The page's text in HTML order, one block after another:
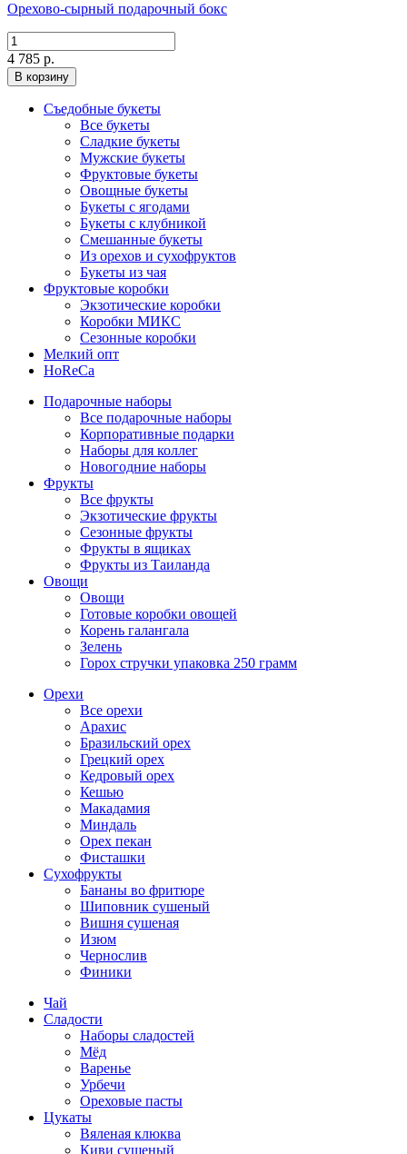
Орехово-сырный подарочный бокс
4 785 р.
В корзину
Съедобные букеты
Все букеты
Сладкие букеты
Мужские букеты
Фруктовые букеты
Овощные букеты
Букеты с ягодами
Букеты с клубникой
Смешанные букеты
Из орехов и сухофруктов
Букеты из чая
Фруктовые коробки
Экзотические коробки
Коробки МИКС
Сезонные коробки
Мелкий опт
HoReCa
Подарочные наборы
Все подарочные наборы
Корпоративные подарки
Наборы для коллег
Новогодние наборы
Фрукты
Все фрукты
Экзотические фрукты
Сезонные фрукты
Фрукты в ящиках
Фрукты из Таиланда
Овощи
Овощи
Готовые коробки овощей
Корень галангала
Зелень
Горох стручки упаковка 250 грамм
Орехи
Все орехи
Арахис
Бразильский орех
Грецкий орех
Кедровый орех
Кешью
Макадамия
Миндаль
Орех пекан
Фисташки
Сухофрукты
Бананы во фритюре
Шиповник сушеный
Вишня сушеная
Изюм
Чернослив
Финики
Чай
Сладости
Наборы сладостей
Мёд
Варенье
Урбечи
Ореховые пасты
Цукаты
Вяленая клюква
Киви сушеный